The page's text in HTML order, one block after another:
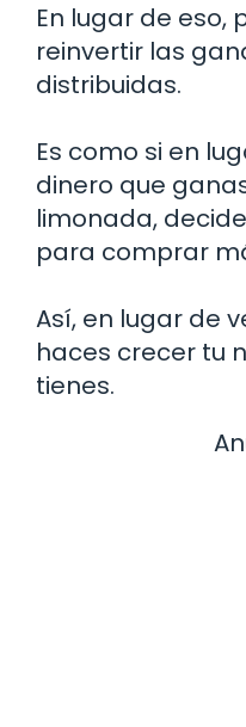
En lugar de eso,
reinvertir las
distribuidas.
Es como si en
dinero que
limonada,
para comprar
Así, en lugar de
haces crecer tu
tienes.